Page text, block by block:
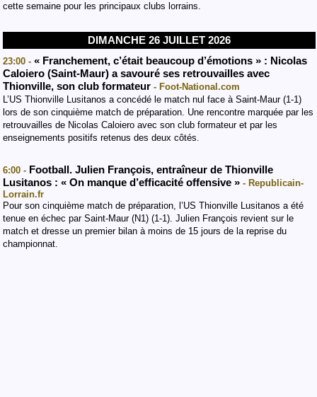
cette semaine pour les principaux clubs lorrains.
DIMANCHE 26 JUILLET 2026
23:00 - « Franchement, c’était beaucoup d’émotions » : Nicolas
Caloiero (Saint-Maur) a savouré ses retrouvailles avec
Thionville, son club formateur - Foot-National.com
L’US Thionville Lusitanos a concédé le match nul face à Saint-Maur (1-1)
lors de son cinquième match de préparation. Une rencontre marquée par les
retrouvailles de Nicolas Caloiero avec son club formateur et par les
enseignements positifs retenus des deux côtés.
6:00 - Football. Julien François, entraîneur de Thionville
Lusitanos : « On manque d’efficacité offensive » - Republicain-
Lorrain.fr
Pour son cinquième match de préparation, l’US Thionville Lusitanos a été
tenue en échec par Saint-Maur (N1) (1-1). Julien François revient sur le
match et dresse un premier bilan à moins de 15 jours de la reprise du
championnat.